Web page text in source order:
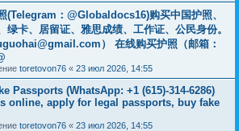
(Telegram：@Globaldocs16)购买中国护照、
绿卡、居留证、雅思成绩、工作证、公民身份。
） 在线购买护照（邮箱：
toretovon76 « 23 июл 2026, 14:55
Passports (WhatsApp: +1 (615)-314-6286)
online, apply for legal passports, buy fake
toretovon76 « 23 июл 2026, 14:55